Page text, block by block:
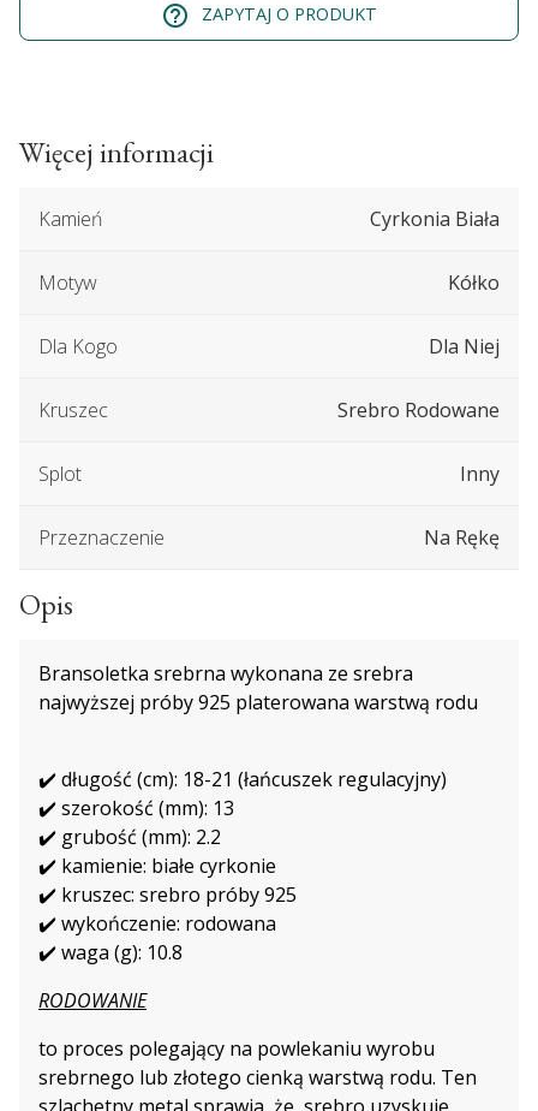
help_outline ZAPYTAJ O PRODUKT
Więcej informacji
Kamień Cyrkonia Biała
Motyw Kółko
Dla Kogo Dla Niej
Kruszec Srebro Rodowane
Splot Inny
Przeznaczenie Na Rękę
Opis
Bransoletka srebrna wykonana ze srebra
najwyższej próby 925 platerowana warstwą rodu
✔️ długość (cm): 18-21 (łańcuszek regulacyjny)
✔️ szerokość (mm): 13
✔️ grubość (mm): 2.2
✔️ kamienie: białe cyrkonie
✔️ kruszec: srebro próby 925
✔️ wykończenie: rodowana
✔️ waga (g): 10.8
RODOWANIE
to proces polegający na powlekaniu wyrobu
srebrnego lub złotego cienką warstwą rodu. Ten